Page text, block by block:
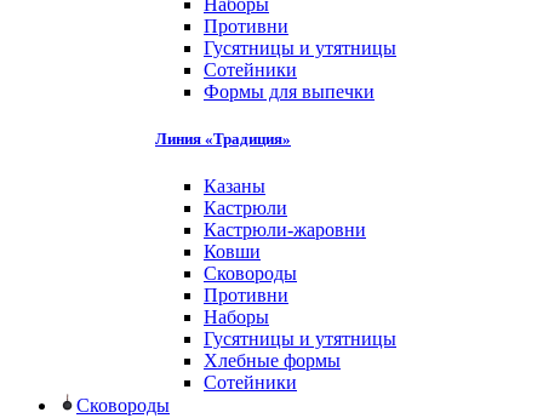
Противни
Гусятницы и утятницы
Сотейники
Формы для выпечки
Линия «Традиция»
Казаны
Кастрюли
Кастрюли-жаровни
Ковши
Сковороды
Противни
Наборы
Гусятницы и утятницы
Хлебные формы
Сотейники
Сковороды